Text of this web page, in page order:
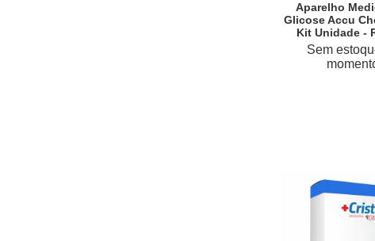
Aparelho
Glicose Accu
Kit Unidade -
Sem